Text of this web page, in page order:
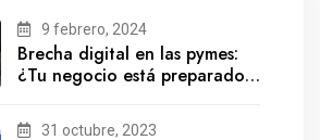
9 febrero, 2024
Brecha digital en las pymes:
¿Tu negocio está preparado
31 octubre, 2023